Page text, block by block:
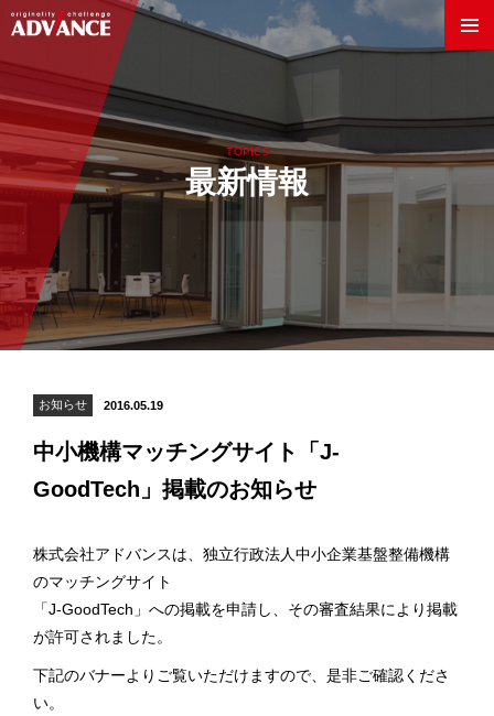
Innovation World
企業情報
拠点案内
採用情報
TOPICS
最新情報
2016.05.19
お知らせ
中小機構マッチングサイト「J-
GoodTech」掲載のお知らせ
株式会社アドバンスは、独立行政法人中小企業基盤整備機構
のマッチングサイト
「J-GoodTech」への掲載を申請し、その審査結果により掲載
が許可されました。
下記のバナーよりご覧いただけますので、是非ご確認くださ
い。